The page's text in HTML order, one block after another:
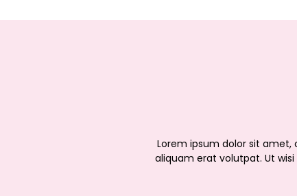
Lorem ipsum dolor sit
aliquam erat volutpat. Ut